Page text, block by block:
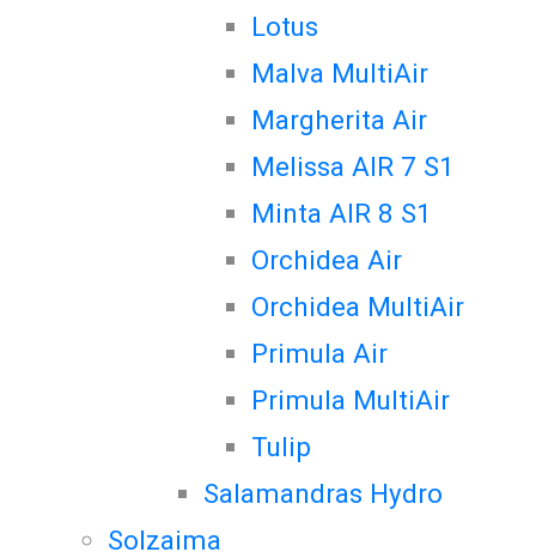
Lotus
Malva MultiAir
Margherita Air
Melissa AIR 7 S1
Minta AIR 8 S1
Orchidea Air
Orchidea MultiAir
Primula Air
Primula MultiAir
Tulip
Salamandras Hydro
Solzaima